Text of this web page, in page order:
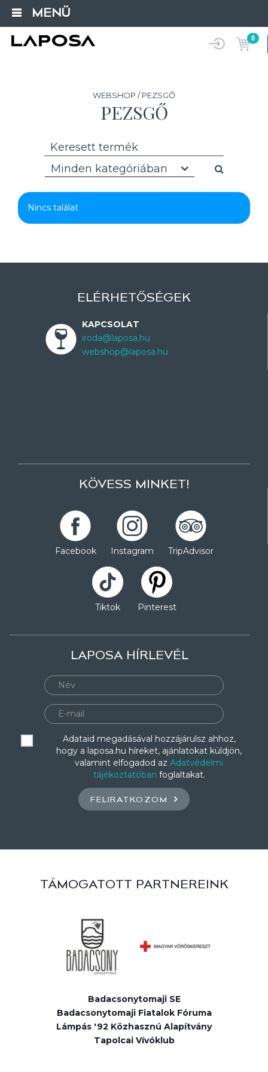
MENÜ
0
WEBSHOP / PEZSGŐ
PEZSGŐ
Minden kategóriában
Nincs találat
ELÉRHETŐSÉGEK
KAPCSOLAT
iroda@laposa.hu
webshop@laposa.hu
KÖVESS MINKET!
Facebook Instagram TripAdvisor
Tiktok Pinterest
LAPOSA HÍRLEVÉL
Adataid megadásával hozzájárulsz ahhoz,
hogy a laposa.hu híreket, ajánlatokat küldjön,
valamint elfogadod az Adatvédelmi
tájékoztatóban foglaltakat.
FELIRATKOZOM
TÁMOGATOTT PARTNEREINK
Badacsonytomaji SE
Badacsonytomaji Fiatalok Fóruma
Lámpás '92 Közhasznú Alapítvány
Tapolcai Vívóklub